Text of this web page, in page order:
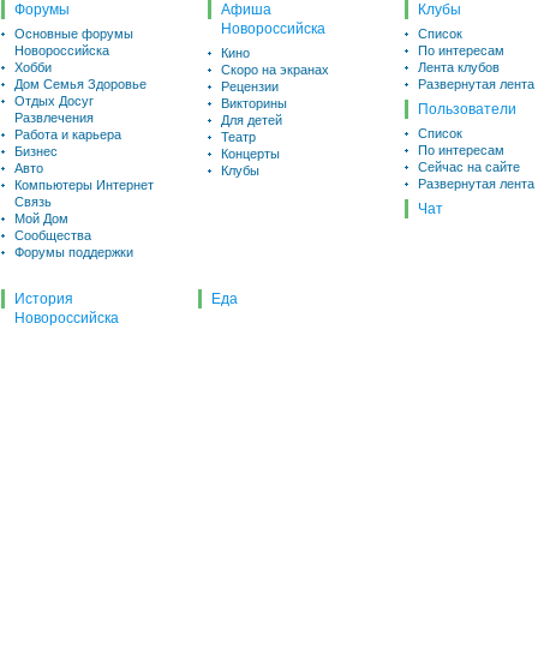
Форумы
Основные форумы
Новороссийска
Хобби
Дом Семья Здоровье
Отдых Досуг
Развлечения
Работа и карьера
Бизнес
Авто
Компьютеры Интернет
Связь
Мой Дом
Сообщества
Форумы поддержки
Афиша
Новороссийска
Кино
Скоро на экранах
Рецензии
Викторины
Для детей
Театр
Концерты
Клубы
Клубы
Список
По интересам
Лента клубов
Развернутая лента
Пользователи
Список
По интересам
Сейчас на сайте
Развернутая лента
Чат
История
Новороссийска
Еда